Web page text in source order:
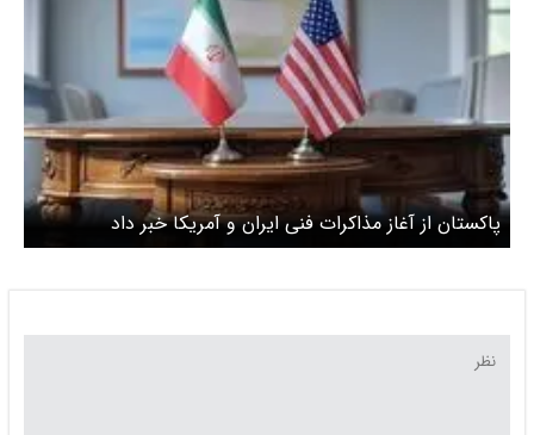
پاکستان از آغاز مذاکرات فنی ایران و آمریکا خبر داد